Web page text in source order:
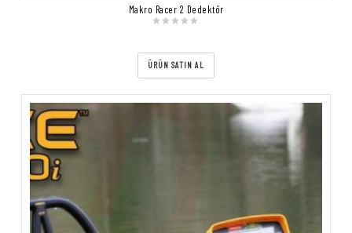
Makro Racer 2 Dedektör
ÜRÜN SATIN AL